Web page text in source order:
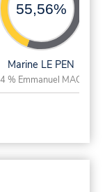
55,56%
Marine LE PEN
% Emmanuel MACRON